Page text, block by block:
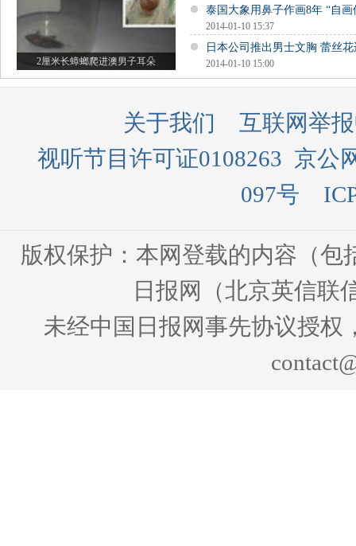
2厘米长蟑螂爬进澳男子耳朵
泰国大象用鼻子作画8年 “自画
2014-01-10 15:37
日本公司推出男士文胸 蕾丝
2014-01-10 15:00
关于我们
互联网举
视听节目许可证0108263 京公
097号
版权保护：本网登载的内容（
日报网（北京英信联
未经中国日报网事先协议授权